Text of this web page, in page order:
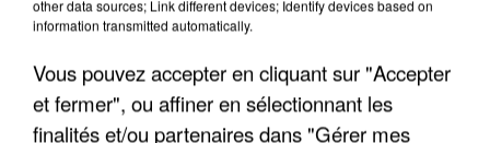
LES DONNÉES DE 300 000 CLIENTS DÉROBÉES À
INTERMARCHÉ APRÈS UNE...
other data sources; Link different devices; Identify devices based on
information transmitted automatically.
Vous pouvez accepter en cliquant sur "Accepter
et fermer", ou affiner en sélectionnant les
finalités et/ou partenaires dans "Gérer mes